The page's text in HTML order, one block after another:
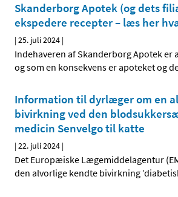
Skanderborg Apotek (og dets
ekspedere recepter – læs her
|25. juli 2024 |
Indehaveren af Skanderborg Apotek er
og som en konsekvens er apoteket og
Information til dyrlæger om en
bivirkning ved den
medicin Senvelgo til katte
|22. juli 2024 |
Det Europæiske Lægemiddelagentur
den alvorlige kendte bivirkning